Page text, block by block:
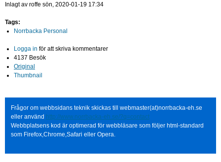
Inlagt av roffe sön, 2020-01-19 17:34
Tags:
Norrbacka Personal
Logga in för att skriva kommentarer
4137 Besök
Original
Thumbnail
Frågor om webbsidans teknik skickas till webmaster(at)norrbacka-eh.se
eller använd http://www.norrbacka-eh.se/?q=contact
Webbplatsens kod är optimerad för webbläsare som följer html-standard
som Firefox,Chrome,Safari eller Opera.